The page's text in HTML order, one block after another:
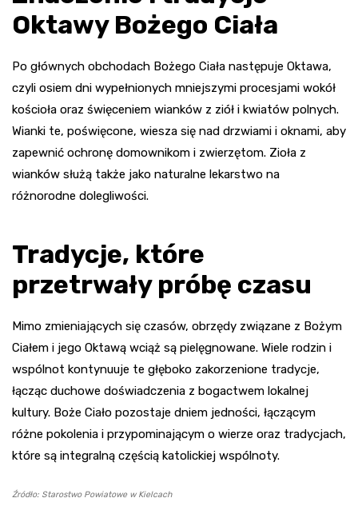
Oktawy Bożego Ciała
Po głównych obchodach Bożego Ciała następuje Oktawa,
czyli osiem dni wypełnionych mniejszymi procesjami wokół
kościoła oraz święceniem wianków z ziół i kwiatów polnych.
Wianki te, poświęcone, wiesza się nad drzwiami i oknami, aby
zapewnić ochronę domownikom i zwierzętom. Zioła z
wianków służą także jako naturalne lekarstwo na
różnorodne dolegliwości.
Tradycje, które
przetrwały próbę czasu
Mimo zmieniających się czasów, obrzędy związane z Bożym
Ciałem i jego Oktawą wciąż są pielęgnowane. Wiele rodzin i
wspólnot kontynuuje te głęboko zakorzenione tradycje,
łącząc duchowe doświadczenia z bogactwem lokalnej
kultury. Boże Ciało pozostaje dniem jedności, łączącym
różne pokolenia i przypominającym o wierze oraz tradycjach,
które są integralną częścią katolickiej wspólnoty.
Źródło: Starostwo Powiatowe w Kielcach